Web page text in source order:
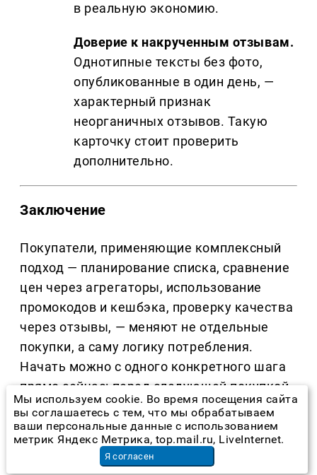
в реальную экономию.
Доверие к накрученным отзывам.
Однотипные тексты без фото,
опубликованные в один день, —
характерный признак
неорганичных отзывов. Такую
карточку стоит проверить
дополнительно.
Заключение
Покупатели, применяющие комплексный
подход — планирование списка, сравнение
цен через агрегаторы, использование
промокодов и кешбэка, проверку качества
через отзывы, — меняют не отдельные
покупки, а саму логику потребления.
Начать можно с одного конкретного шага
прямо сейчас: перед следующей покупкой
открыть агрегатор цен и проверить, нет ли
того же товара дешевле на соседней
площадке. Системный подход к онлайн-
шопингу превращает экономию в
Мы используем cookie. Во время посещения сайта
вы соглашаетесь с тем, что мы обрабатываем
ваши персональные данные с использованием
метрик Яндекс Метрика, top.mail.ru, LiveInternet.
Я согласен